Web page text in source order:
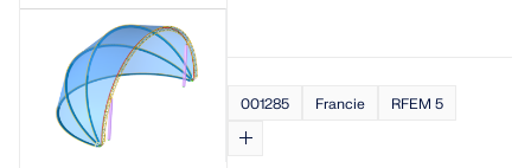
001285 Francie RFEM 5